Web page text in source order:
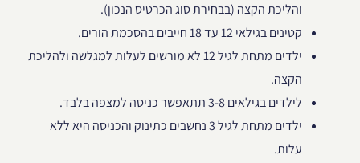
והליכת הקצה (בבחירת סוג הכרטיס הנכון).
קטינים בגילאי 12 עד 18 חייבים בהסכמת הורים.
ילדים מתחת לגיל 12 לא מורשים לעלות למגלשה ולהליכת
הקצה.
לילדים בגילאים 3-8 תתאפשר כניסה למצפה בלבד.
ילדים מתחת לגיל 3 נחשבים כתינוק והכניסה היא ללא
עלות.